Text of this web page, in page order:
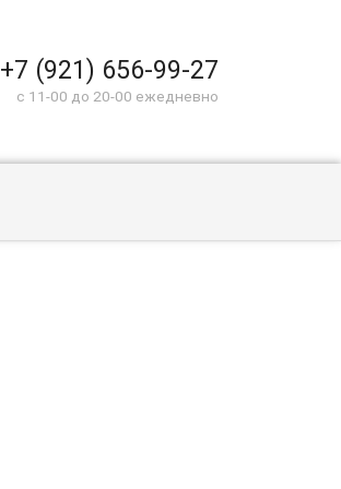
+7 (921) 656-99-27
c 11-00 до 20-00 ежедневно